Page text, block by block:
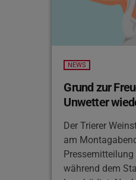
NEWS
Grund zur
Unwetter
Der Trierer
am
während dem